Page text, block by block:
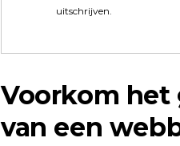
uitschrijven.
Voorkom
van een